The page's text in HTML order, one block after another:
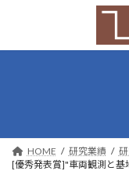
ン
ー
HOME 研究業績
[優秀発表賞]"車両観測と基